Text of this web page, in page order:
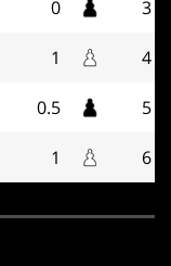
3
0
4
1
5
0.5
6
1